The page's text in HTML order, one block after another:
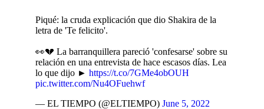
Piqué: la cruda explicación que dio Shakira de la
letra de 'Te felicito'.
👀💔 La barranquillera pareció 'confesarse' sobre su
relación en una entrevista de hace escasos días. Lea
lo que dijo ► https://t.co/7GMe4obOUH
pic.twitter.com/Nu4OFuehwf
— EL TIEMPO (@ELTIEMPO) June 5, 2022